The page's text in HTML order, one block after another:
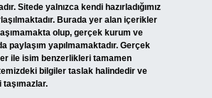
Sitede yalnızca kendi hazırladığımız
Burada yer alan içerikler
olup, gerçek kurum ve
paylaşım yapılmamaktadır. Gerçek
ile isim benzerlikleri tamamen
bilgiler taslak halindedir ve